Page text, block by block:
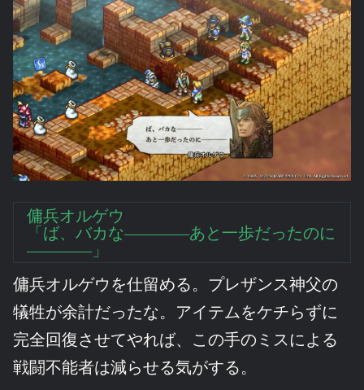
傭兵オルゲウ
「ば、バカな――――あと一歩だったのに
――――」
傭兵オルゲウを仕留める。プレザンス神父の
犠牲が余計だったな。アイテムをケチらずに
完全回復させてやれば、この手のミスによる
戦闘不能者は減らせる気がする。